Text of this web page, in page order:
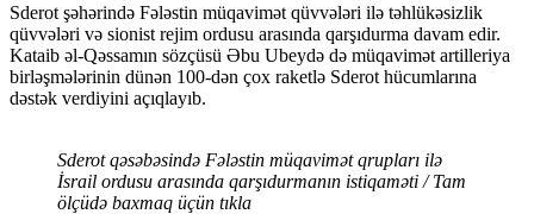
Sderot şəhərində Fələstin müqavimət qüvvələri ilə təhlükəsizlik
qüvvələri və sionist rejim ordusu arasında qarşıdurma davam edir.
Kataib əl-Qəssamın sözçüsü Əbu Ubeydə də müqavimət artilleriya
birləşmələrinin dünən 100-dən çox raketlə Sderot hücumlarına
dəstək verdiyini açıqlayıb.
Sderot qəsəbəsində Fələstin müqavimət qrupları ilə
İsrail ordusu arasında qarşıdurmanın istiqaməti / Tam
ölçüdə baxmaq üçün tıkla